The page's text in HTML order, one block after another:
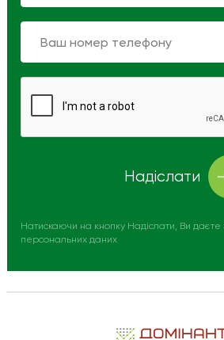
Надіслати
Натискаючи на кнопку Надіслати, Ви даєте
персональних даних